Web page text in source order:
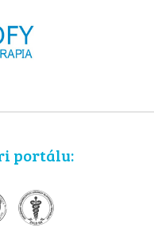
portálu: